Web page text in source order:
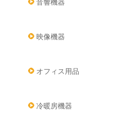
音響機器
映像機器
オフィス用品
冷暖房機器